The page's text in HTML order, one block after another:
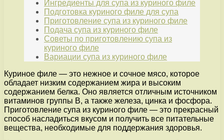
Ингредиенты для супа из куриного филе
Подготовка куриного филе для супа
Приготовление супа из куриного филе
Подача супа из куриного филе
Советы по приготовлению супа из
куриного филе
Вариации супа из куриного филе
Куриное филе — это нежное и сочное мясо, которое
обладает низким содержанием жира и высоким
содержанием белка. Оно является отличным источником
витаминов группы В, а также железа, цинка и фосфора.
Приготовление супа из куриного филе — это прекрасный
способ насладиться вкусом и получить все питательные
вещества, необходимые для поддержания здоровья.